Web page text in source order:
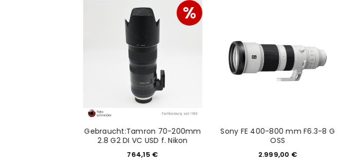
PASSWORT VERGESSEN?
%
Gebraucht:Tamron 70-200mm
2.8 G2 DI VC USD f. Nikon
764,15€
Sony FE 400-800 mm F6.3-8 G
OSS
2.999,00 €